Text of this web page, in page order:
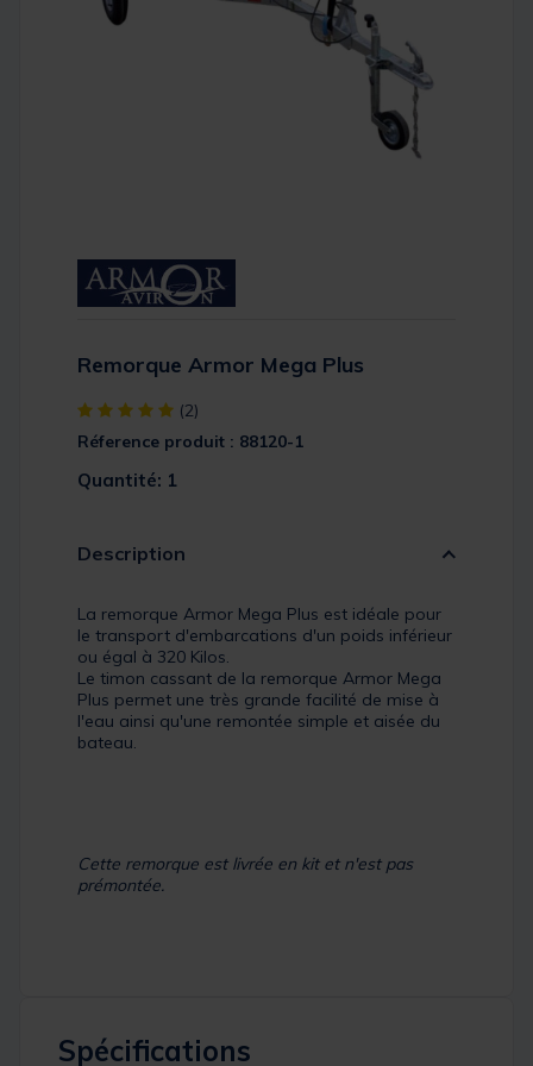
Remorque Armor Mega Plus
[object Object] out of 5 Customer Rating
(2)
Réference produit : 88120-1
Quantité: 1
Description
La remorque Armor Mega Plus est idéale pour
le transport d'embarcations d'un poids inférieur
ou égal à 320 Kilos.
Le timon cassant de la remorque Armor Mega
Plus permet une très grande facilité de mise à
l'eau ainsi qu'une remontée simple et aisée du
bateau.
Cette remorque est livrée en kit et n'est pas
prémontée.
Spécifications